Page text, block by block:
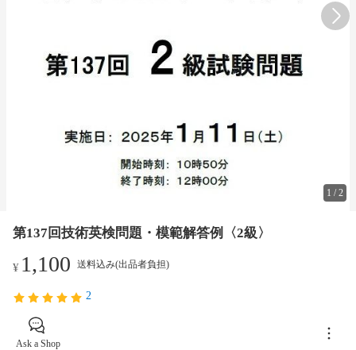
1 /2
第137回技術英検問題・模範解答例〈2級〉
¥ 1,100 送料込み(出品者負担)
2
Ask a Shop